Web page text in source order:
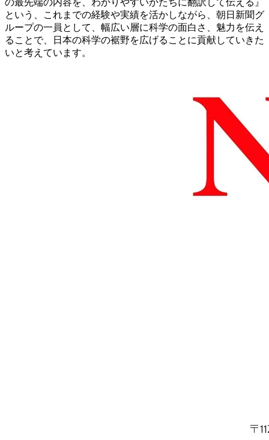
という、これまでの経験や実績を活かしながら、朝日新聞グ
ループの一員として、幅広い層に科学の面白さ、魅力を伝え
ることで、日本の科学の裾野を広げることに貢献していきた
いと考えています。